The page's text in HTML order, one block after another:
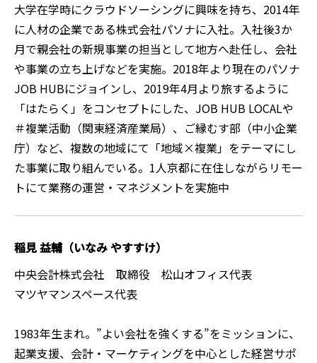
大学在学時にクラウドソーシングに興味を持ち、2014年
に人材の企業である株式会社パソナに入社。入社後3か
月で親会社の新規事業の担当として地方へ赴任し、会社
や事業の立ち上げなどを実施。2018年より現在のパソナ
JOB HUBにジョインし、2019年4月より旅するように
「はたらく」をコンセプトにした、JOB HUB LOCALや
＃複業活動（関東経済産業局）、ご縁むす部（中小企業
庁）など、複数の地域にて「地域×複業」をテーマにし
た事業に取り組んでいる。1人京都に在住しながらリモー
トにて業務の運営・マネジメントを実施中
稲見 益輔（いなみ やすすけ）
中央会計株式会社 取締役 松山オフィス代表
マツヤマンスペース代表
1983年生まれ。”よい会社を強くする”をミッションに、
起業支援、会計・マーケティングを中心とした経営サポ